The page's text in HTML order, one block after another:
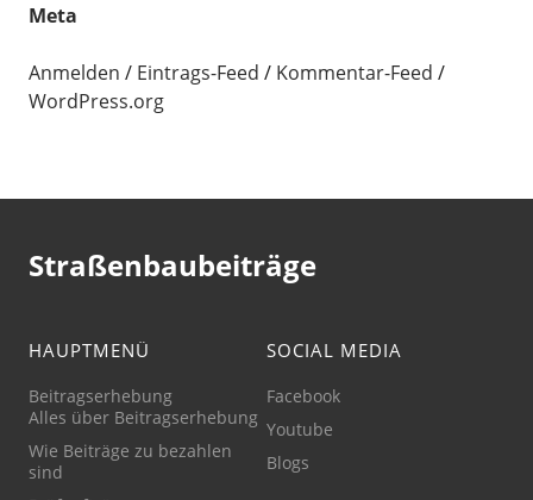
Meta
Anmelden Eintrags-Feed
Kommentar-Feed
WordPress.org
Straßenbaubeiträge
HAUPTMENÜ
Beitragserhebung
Alles über Beitragserhebung
Wie Beiträge zu bezahlen
sind
SOCIAL MEDIA
Facebook
Youtube
Blogs